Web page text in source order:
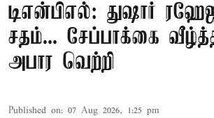
டிஎன்பிஎல்: துஷார்
சதம்... சேப்பாக்கை வீழ்த்தி
அபார வெற்றி
Published on: 07 Aug 2026, 1:25 pm